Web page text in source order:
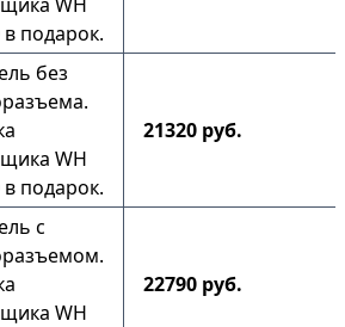
в подарок.
без
WH
в подарок.
21320 руб.
с
WH
22790 руб.